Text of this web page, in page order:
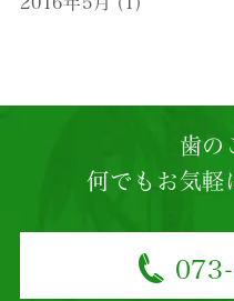
歯の
何でもお気軽